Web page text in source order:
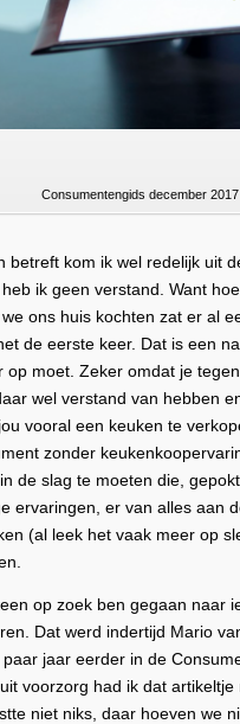
Consumentengids december 2017
betreft kom ik wel redelijk uit
ik geen verstand. Want
ons huis kochten zat er al
de eerste keer. Dat is een
op moet. Zeker omdat je
wel verstand van hebben
vooral een keuken te
zonder
de slag te moeten die,
ervaringen, er van alles aan
(al leek het vaak meer op
op zoek ben gegaan naar
Dat werd indertijd Mario
jaar eerder in de
voorzorg had ik dat artikeltje
niet niks, daar hoeven we